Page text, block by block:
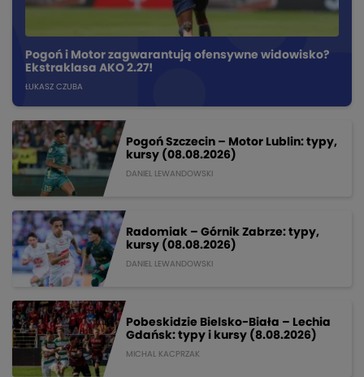
Pogoń i Motor zagwarantują ofensywne widowisko?
Ekstraklasa AKO 2.27!
ŁUKASZ CZUBA
Pogoń Szczecin – Motor Lublin: typy,
kursy (08.08.2026)
DANIEL LEWANDOWSKI
Radomiak – Górnik Zabrze: typy,
kursy (08.08.2026)
DANIEL LEWANDOWSKI
Pobeskidzie Bielsko-Biała – Lechia
Gdańsk: typy i kursy (8.08.2026)
MICHAL KACPRZAK